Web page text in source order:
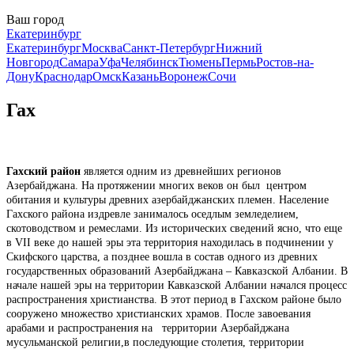
Ваш город
Екатеринбург
ЕкатеринбургМоскваСанкт-ПетербургНижний
НовгородСамараУфаЧелябинскТюменьПермьРостов-на-
ДонуКраснодарОмскКазаньВоронежСочи
Гах
Гахский район является одним из древнейших регионов
Азербайджана. На протяжении многих веков он был центром
обитания и культуры древних азербайджанских племен. Население
Гахского района издревле занималось оседлым земледелием,
скотоводством и ремеслами. Из исторических сведений ясно, что еще
в VII веке до нашей эры эта территория находилась в подчинении у
Скифского царства, а позднее вошла в состав одного из древних
государственных образований Азербайджана – Кавказской Албании. В
начале нашей эры на территории Кавказской Албании начался процесс
распространения христианства. В этот период в Гахском районе было
сооружено множество христианских храмов. После завоевания
арабами и распространения на территории Азербайджана
мусульманской религии,в последующие столетия, территории